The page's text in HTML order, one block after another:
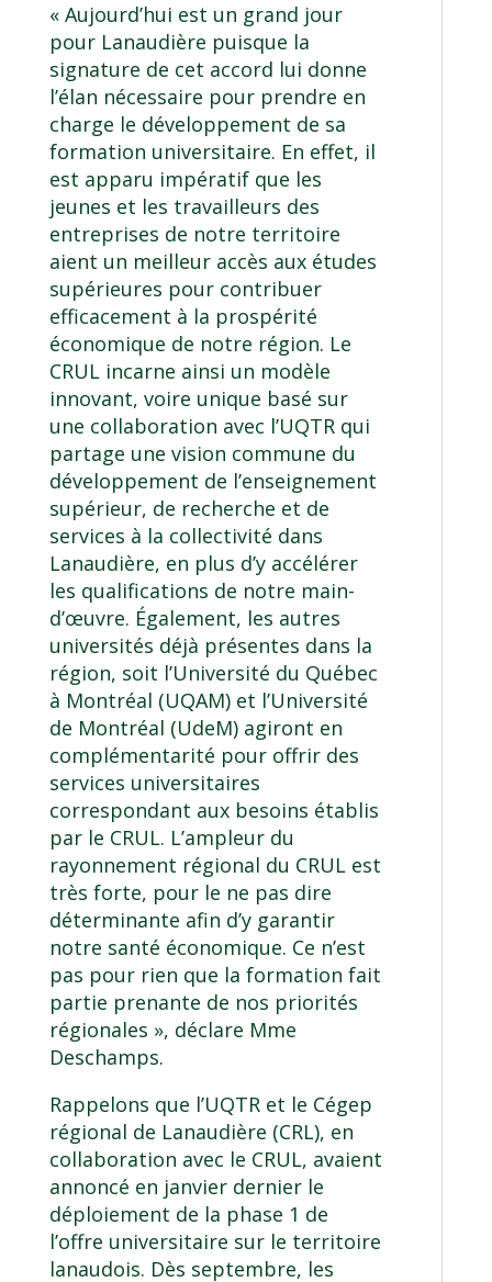
« Aujourd’hui est un grand jour
pour Lanaudière puisque la
signature de cet accord lui donne
l’élan nécessaire pour prendre en
charge le développement de sa
formation universitaire. En effet, il
est apparu impératif que les
jeunes et les travailleurs des
entreprises de notre territoire
aient un meilleur accès aux études
supérieures pour contribuer
efficacement à la prospérité
économique de notre région. Le
CRUL incarne ainsi un modèle
innovant, voire unique basé sur
une collaboration avec l’UQTR qui
partage une vision commune du
développement de l’enseignement
supérieur, de recherche et de
services à la collectivité dans
Lanaudière, en plus d’y accélérer
les qualifications de notre main-
d’œuvre. Également, les autres
universités déjà présentes dans la
région, soit l’Université du Québec
à Montréal (UQAM) et l’Université
de Montréal (UdeM) agiront en
complémentarité pour offrir des
services universitaires
correspondant aux besoins établis
par le CRUL. L’ampleur du
rayonnement régional du CRUL est
très forte, pour le ne pas dire
déterminante afin d’y garantir
notre santé économique. Ce n’est
pas pour rien que la formation fait
partie prenante de nos priorités
régionales », déclare Mme
Deschamps.
Rappelons que l’UQTR et le Cégep
régional de Lanaudière (CRL), en
collaboration avec le CRUL, avaient
annoncé en janvier dernier le
déploiement de la phase 1 de
l’offre universitaire sur le territoire
lanaudois. Dès septembre, les